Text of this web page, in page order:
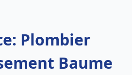
Plombier
Baume